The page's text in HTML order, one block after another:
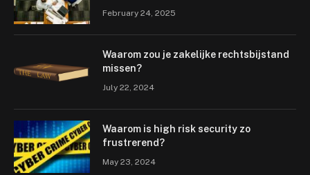
February 24, 2025
Waarom zou je zakelijke rechtsbijstand
missen?
July 22, 2024
Waarom is high risk security zo
frustrerend?
May 23, 2024